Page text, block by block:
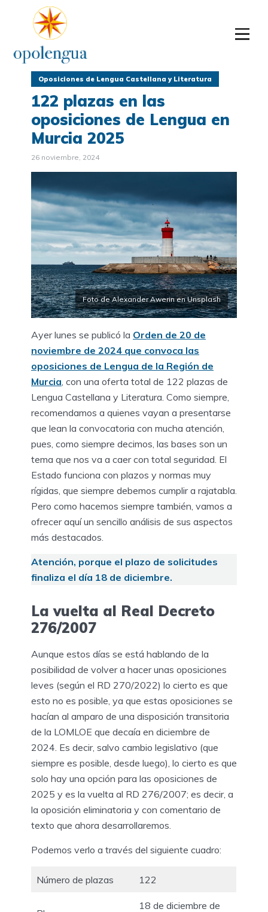
Oposiciones de Lengua Castellana y Literatura
122 plazas en las
oposiciones de Lengua en
Murcia 2025
26 noviembre, 2024
Foto de Alexander Awerin en Unsplash
Ayer lunes se publicó la Orden de 20 de
noviembre de 2024 que convoca las
oposiciones de Lengua de la Región de
Murcia, con una oferta total de 122 plazas de
Lengua Castellana y Literatura. Como siempre,
recomendamos a quienes vayan a presentarse
que lean la convocatoria con mucha atención,
pues, como siempre decimos, las bases son un
tema que nos va a caer con total seguridad. El
Estado funciona con plazos y normas muy
rígidas, que siempre debemos cumplir a rajatabla.
Pero como hacemos siempre también, vamos a
ofrecer aquí un sencillo análisis de sus aspectos
más destacados.
Atención, porque el plazo de solicitudes
finaliza el día 18 de diciembre.
La vuelta al Real Decreto
276/2007
Aunque estos días se está hablando de la
posibilidad de volver a hacer unas oposiciones
leves (según el RD 270/2022) lo cierto es que
esto no es posible, ya que estas oposiciones se
hacían al amparo de una disposición transitoria
de la LOMLOE que decaía en diciembre de
2024. Es decir, salvo cambio legislativo (que
siempre es posible, desde luego), lo cierto es que
solo hay una opción para las oposiciones de
2025 y es la vuelta al RD 276/2007; es decir, a
la oposición eliminatoria y con comentario de
texto que ahora desarrollaremos.
Podemos verlo a través del siguiente cuadro:
Número de plazas 122
18 de diciembre de